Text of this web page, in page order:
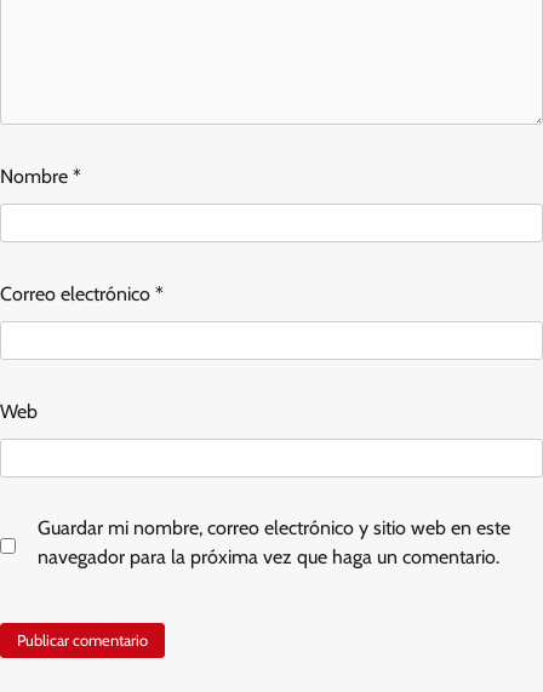
Nombre *
Correo electrónico *
Web
Guardar mi nombre, correo electrónico y sitio web en este
navegador para la próxima vez que haga un comentario.